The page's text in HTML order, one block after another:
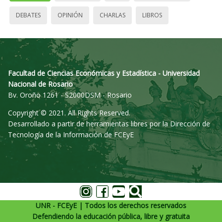
DEBATES OPINIÓN CHARLAS LIBROS
Facultad de Ciencias Económicas y Estadística - Universidad
Nacional de Rosario
Bv. Oroño 1261 - S2000DSM - Rosario
Copyright © 2021. All Rights Reserved.
Desarrollado a partir de herramientas libres por la Dirección de
Tecnología de la Información de FCEyE
UNR - FCEyE | Todos los derechos reservados
Defendiendo la educación pública, libre y gratuita